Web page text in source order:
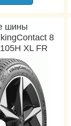
шины
8
XL FR